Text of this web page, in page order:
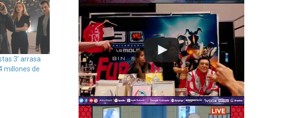
3’ arrasa
millones de